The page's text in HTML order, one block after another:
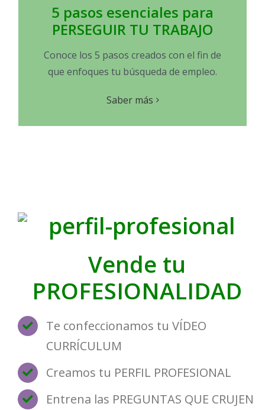
5 pasos esenciales para
PERSEGUIR TU TRABAJO
Conoce los 5 pasos creados con el fin de
que enfoques tu búsqueda de empleo.
Saber más
Vende tu
PROFESIONALIDAD
Te confeccionamos tu VÍDEO
CURRÍCULUM
Creamos tu PERFIL PROFESIONAL
Entrena las PREGUNTAS QUE CRUJEN